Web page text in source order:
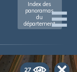
Index des
panoramas
du
département
27